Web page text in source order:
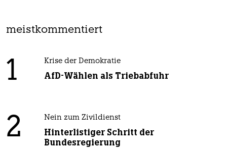
meistkommentiert
1 Krise der Demokratie
AfD-Wählen als Triebabfuhr
2 Nein zum Zivildienst
Hinterlistiger Schritt der
Bundesregierung